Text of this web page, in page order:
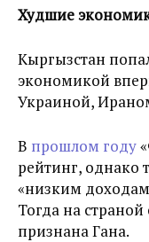
Худшие
Кыргызстан
экономикой
Украиной,
В прошлом году
рейтинг, однако
«низким
Тогда на
признана Гана.